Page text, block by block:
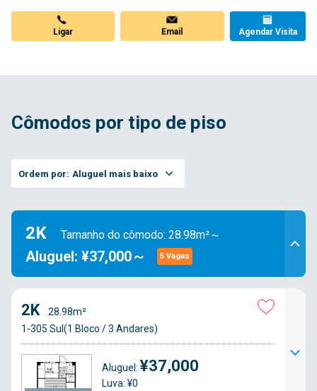
Ligar Email Agendar Visita
Cômodos por tipo de piso
Ordem por: Aluguel mais baixo
2K Tamanho do cômodo: 28.98m²～
Aluguel: ¥37,000～ 5 Vagas
2K
28.98m²
1-305 Sul(1 Bloco / 3 Andares)
Aluguel: ¥37,000
Luva: ¥0